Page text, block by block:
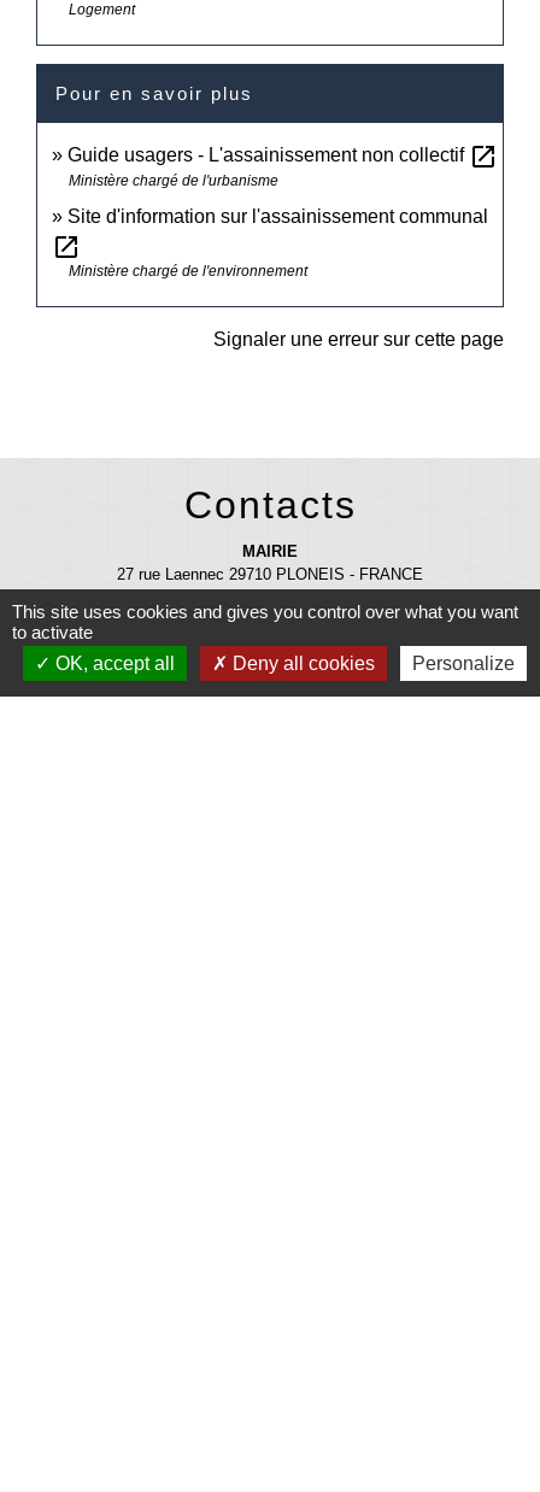
Logement
Pour en savoir plus
Guide usagers - L'assainissement non collectif open_in_new
Ministère chargé de l'urbanisme
Site d'information sur l'assainissement communal
open_in_new
Ministère chargé de l'environnement
Signaler une erreur sur cette page
Contacts
MAIRIE
27 rue Laennec 29710 PLONEIS - FRANCE
mairie@ploneis.com
Horaires d'ouverture au public : du lundi au vendredi de 9 h à 12 h et de
This site uses cookies and gives you control over what you want
to activate
OK, accept all
Deny all cookies Personalize